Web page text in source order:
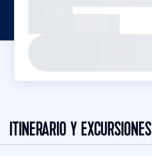
ITINERARIO Y EXCURSIONES